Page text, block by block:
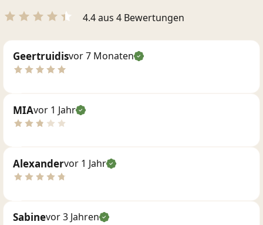
4.4 aus 4 Bewertungen
Geertruidisvor 7 Monaten
MIAvor 1 Jahr
Alexandervor 1 Jahr
Sabinevor 3 Jahren